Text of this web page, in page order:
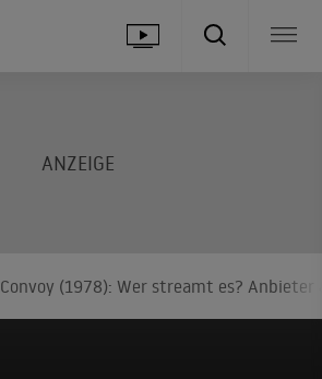
Convoy (1978): Wer streamt es? Anbieter